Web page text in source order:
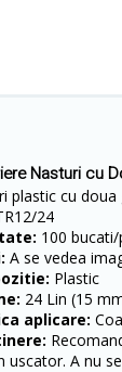
Nasturi cu
plastic cu
24
100 bucati/
A se vedea
Plastic
24 Lin (15
aplicare:
uscator. A nu